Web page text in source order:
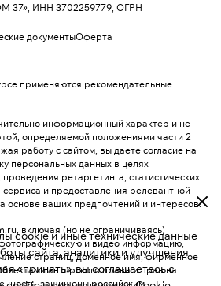
cookie и иные технические данные
сайта, аналитики и улучшения
«принять», вы соглашаетесь с
ИНН 3702259779, ОГРН
документыОферта
применяются рекомендательные
информационный характер и не
определяемой положениями части 2
работу с сайтом, вы даете согласие на
персональных данных в целях
ретаргетинга, статистических
и предоставления релевантной
основе ваших предпочтений и интересов.
включая (но не ограничиваясь)
и видео информацию,
страниц, доменное имя, фирменное
авторского права и прав на
защищены российским